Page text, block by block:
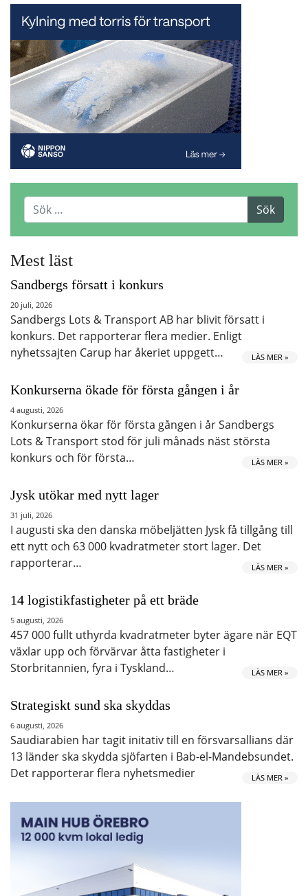
Mest läst
Sandbergs försatt i konkurs
20 juli, 2026
Sandbergs Lots & Transport AB har blivit försatt i
konkurs. Det rapporterar flera medier. Enligt
nyhetssajten Carup har åkeriet uppgett…
LÄS MER »
Konkurserna ökade för första gången i år
4 augusti, 2026
Konkurserna ökar för första gången i år Sandbergs
Lots & Transport stod för juli månads näst största
konkurs och för första…
LÄS MER »
Jysk utökar med nytt lager
31 juli, 2026
I augusti ska den danska möbeljätten Jysk få tillgång till
ett nytt och 63 000 kvadratmeter stort lager. Det
rapporterar…
LÄS MER »
14 logistikfastigheter på ett bräde
5 augusti, 2026
457 000 fullt uthyrda kvadratmeter byter ägare när EQT
växlar upp och förvärvar åtta fastigheter i
Storbritannien, fyra i Tyskland…
LÄS MER »
Strategiskt sund ska skyddas
6 augusti, 2026
Saudiarabien har tagit initativ till en försvarsallians där
13 länder ska skydda sjöfarten i Bab-el-Mandebsundet.
Det rapporterar flera nyhetsmedier
LÄS MER »